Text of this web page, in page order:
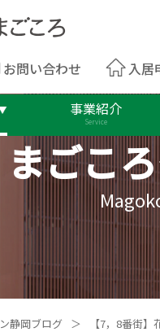
お問い合わせ 入居
事業紹介
Service
まごこ
静岡ブログ ＞ 【7，8番街】